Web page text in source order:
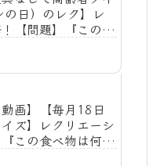
日）のレク】レ
【問題】『この食
え】『りんごのデ
画】【毎月18日
ズ】レクリエーシ
この食べ物は何で
ホタテ』